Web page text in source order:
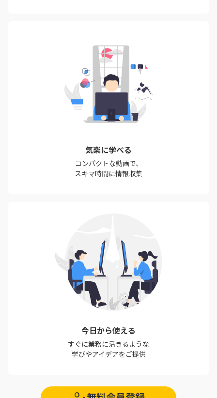
気楽に学べる
コンパクトな動画で、
スキマ時間に情報収集
今日から使える
すぐに業務に活きるような
学びやアイデアをご提供